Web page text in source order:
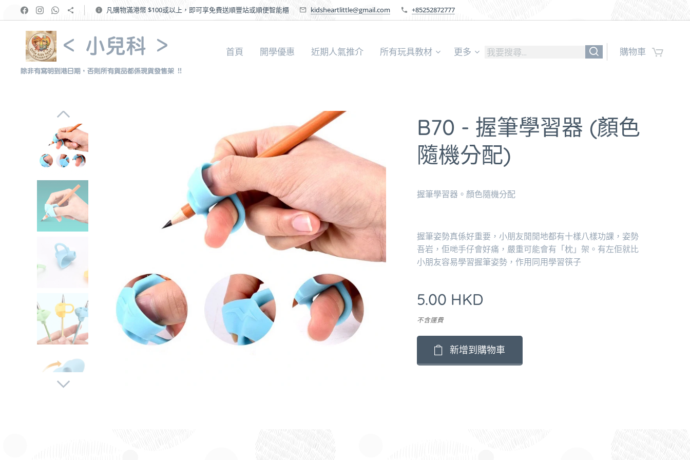
凡購物滿港幣 $100或以上，即可享免費送順豐站或順便智能櫃 kidsheartlittle@gmail.com +85252872777
< 小兒科 >
除非有寫明到港日期，否則所有貨品都係現貨發售架 !!
首頁 開學優惠 近期人氣推介 所有玩具教材 更多 購物車
B70 - 握筆學習器 (顏色
隨機分配)
握筆學習器。顏色隨機分配
握筆姿勢真係好重要，小朋友閒閒地都有十樣八樣功課，姿勢
吾岩，佢哋手仔會好痛，嚴重可能會有「枕」架。有左佢就比
小朋友容易學習握筆姿勢，作用同用學習筷子
5.00 HKD
不含運費
新增到購物車